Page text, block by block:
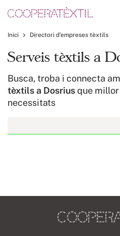
Inici Directori d’empreses tèxtils
Serveis tèxtils a
Busca, troba i connecta
tèxtils a Dosriusque millor
necessitats